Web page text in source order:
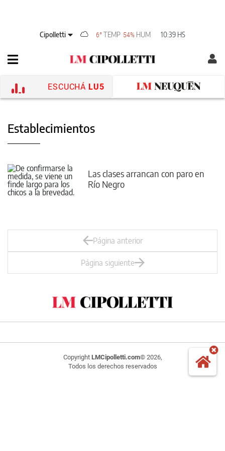
Cipolletti 6°TEMP 54% HUM 10:39 HS
ESCUCHÁ LU5
Establecimientos
Las clases arrancan con paro en
Río Negro
Página anterior
Página siguiente
Copyright LMCipolletti.com© 2026,
Todos los derechos reservados